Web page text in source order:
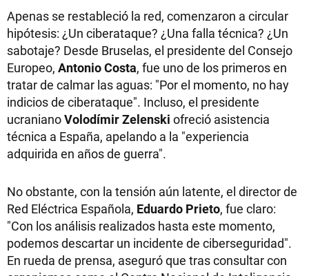
Apenas se restableció la red, comenzaron a circular
hipótesis: ¿Un ciberataque? ¿Una falla técnica? ¿Un
sabotaje? Desde Bruselas, el presidente del Consejo
Europeo, Antonio Costa, fue uno de los primeros en
tratar de calmar las aguas: "Por el momento, no hay
indicios de ciberataque". Incluso, el presidente
ucranianoVolodímir Zelenski ofreció asistencia
técnica a España, apelando a la "experiencia
adquirida en años de guerra".
No obstante, con la tensión aún latente, el director de
Red Eléctrica Española, Eduardo Prieto, fue claro:
"Con los análisis realizados hasta este momento,
podemos descartar un incidente de ciberseguridad".
En rueda de prensa, aseguró que tras consultar con